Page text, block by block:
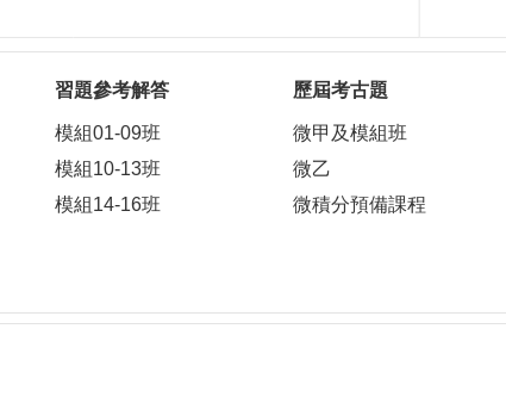
習題參考解答
模組01-09班
模組10-13班
模組14-16班
歷屆考古題
微甲及模組班
微乙
微積分預備課程